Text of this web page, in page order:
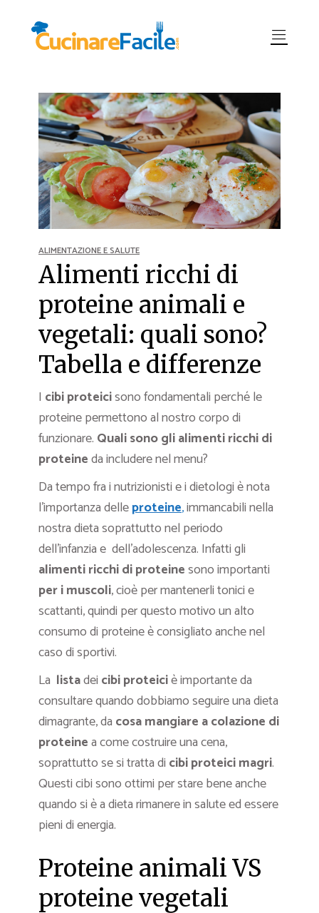
ALIMENTAZIONE E SALUTE
Alimenti ricchi di
proteine animali e
vegetali: quali sono?
Tabella e differenze
I cibi proteicisono fondamentali perché le
proteine permettono al nostro corpo di
funzionare. Quali sono gli alimenti ricchi di
proteineda includere nel menu?
Da tempo fra i nutrizionisti e i dietologi è nota
l’importanza delleproteine,immancabili nella
nostra dieta soprattutto nel periodo
dell’infanzia e dell’adolescenza. Infatti gli
alimenti ricchi di proteinesono importanti
per i muscoli, cioè per mantenerli tonici e
scattanti, quindi per questo motivo un alto
consumo di proteine è consigliato anche nel
caso di sportivi.
La listadei cibi proteiciè importante da
consultare quando dobbiamo seguire una dieta
dimagrante, da cosa mangiare a colazione di
proteinea come costruire una cena,
soprattutto se si tratta di cibi proteici magri.
Questi cibi sono ottimi per stare bene anche
quando si è a dieta rimanere in salute ed essere
pieni di energia.
Proteine animali VS
proteine vegetali